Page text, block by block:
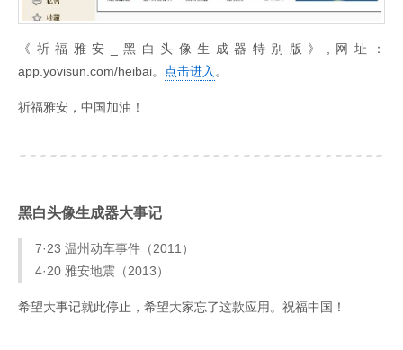
《祈福雅安_黑白头像生成器特别版》,网址：
app.yovisun.com/heibai。
点击进入 。
祈福雅安，中国加油！
黑白头像生成器大事记
7·23 温州动车事件（2011）
4·20 雅安地震（2013）
希望大事记就此停止，希望大家忘了这款应用。祝福中国！